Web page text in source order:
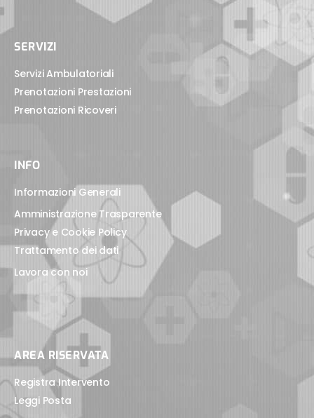
SERVIZI
Servizi Ambulatoriali
Prenotazioni Prestazioni
Prenotazioni Ricoveri
INFO
Informazioni Generali
Amministrazione Trasparente
Privacy e Cookie Policy
Trattamento dei dati
Lavora con noi
AREA RISERVATA
Registra Intervento
Leggi Posta